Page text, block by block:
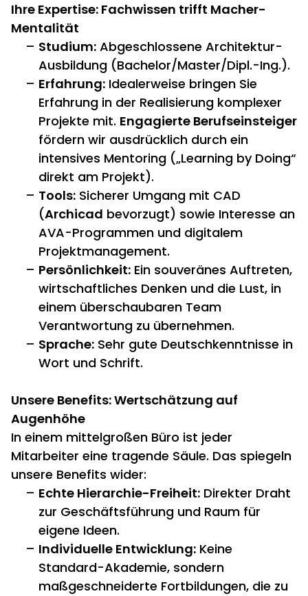
Ihre Expertise: Fachwissen trifft Macher-
Mentalität
Studium: Abgeschlossene Architektur-
Ausbildung (Bachelor/Master/Dipl.-Ing.).
Erfahrung: Idealerweise bringen Sie
Erfahrung in der Realisierung komplexer
Projekte mit. Engagierte Berufseinsteiger
fördern wir ausdrücklich durch ein
intensives Mentoring („Learning by Doing“
direkt am Projekt).
Tools: Sicherer Umgang mit CAD
(Archicad bevorzugt) sowie Interesse an
AVA-Programmen und digitalem
Projektmanagement.
Persönlichkeit: Ein souveränes Auftreten,
wirtschaftliches Denken und die Lust, in
einem überschaubaren Team
Verantwortung zu übernehmen.
Sprache: Sehr gute Deutschkenntnisse in
Wort und Schrift.
Unsere Benefits: Wertschätzung auf
Augenhöhe
In einem mittelgroßen Büro ist jeder
Mitarbeiter eine tragende Säule. Das spiegeln
unsere Benefits wider:
Echte Hierarchie-Freiheit: Direkter Draht
zur Geschäftsführung und Raum für
eigene Ideen.
Individuelle Entwicklung: Keine
Standard-Akademie, sondern
maßgeschneiderte Fortbildungen, die zu